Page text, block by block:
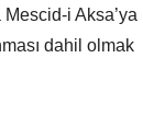
Mescid-i Aksa’ya
dahil olmak